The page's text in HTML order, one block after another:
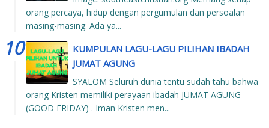
orang percaya, hidup dengan pergumulan dan persoalan
masing-masing. Ada ya...
KUMPULAN LAGU-LAGU PILIHAN IBADAH
JUMAT AGUNG
SYALOM Seluruh dunia tentu sudah tahu bahwa
orang Kristen memiliki perayaan ibadah JUMAT AGUNG
(GOOD FRIDAY) . Iman Kristen men...